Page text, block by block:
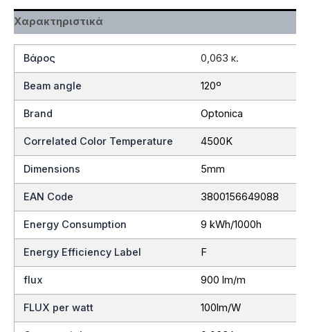
Χαρακτηριστικά
Βάρος 0,063 κ.
Beam angle 120º
Brand Optonica
Correlated Color Temperature 4500K
Dimensions 5mm
EAN Code 3800156649088
Energy Consumption 9 kWh/1000h
Energy Efficiency Label F
flux 900 lm/m
FLUX per watt 100lm/W